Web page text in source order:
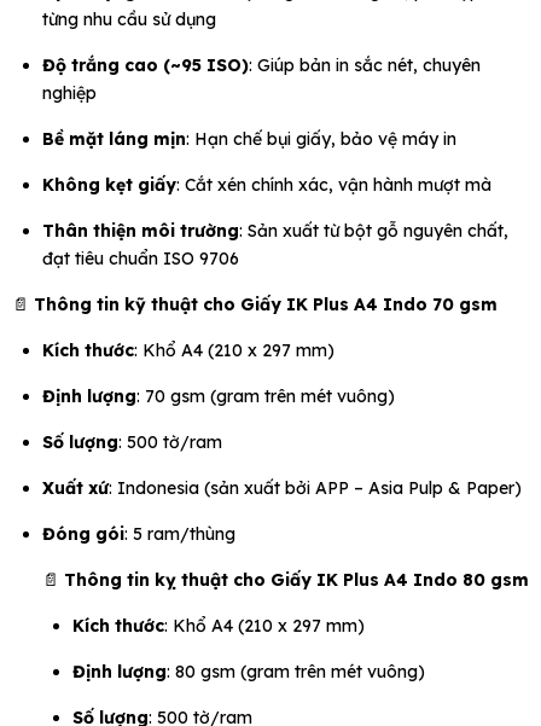
từng nhu cầu sử dụng
Độ trắng cao (~95 ISO): Giúp bản in sắc nét, chuyên
nghiệp
Bề mặt láng mịn: Hạn chế bụi giấy, bảo vệ máy in
Không kẹt giấy: Cắt xén chính xác, vận hành mượt mà
Thân thiện môi trường: Sản xuất từ bột gỗ nguyên chất,
đạt tiêu chuẩn ISO 9706
📄 Thông tin kỹ thuật cho Giấy IK Plus A4 Indo 70 gsm
Kích thước: Khổ A4 (210 x 297 mm)
Định lượng: 70 gsm (gram trên mét vuông)
Số lượng: 500 tờ/ram
Xuất xứ: Indonesia (sản xuất bởi APP – Asia Pulp & Paper)
Đóng gói: 5 ram/thùng
📄 Thông tin kỵ thuật cho Giấy IK Plus A4 Indo 80 gsm
Kích thước: Khổ A4 (210 x 297 mm)
Định lượng: 80 gsm (gram trên mét vuông)
Số lượng: 500 tờ/ram